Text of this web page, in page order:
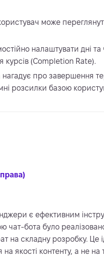
може
налаштувати дні та
курсів (Completion Rate).
про завершення
розсилки базою
є ефективним
чат-бота було
на складну розробку. Це
якості контенту, а не на